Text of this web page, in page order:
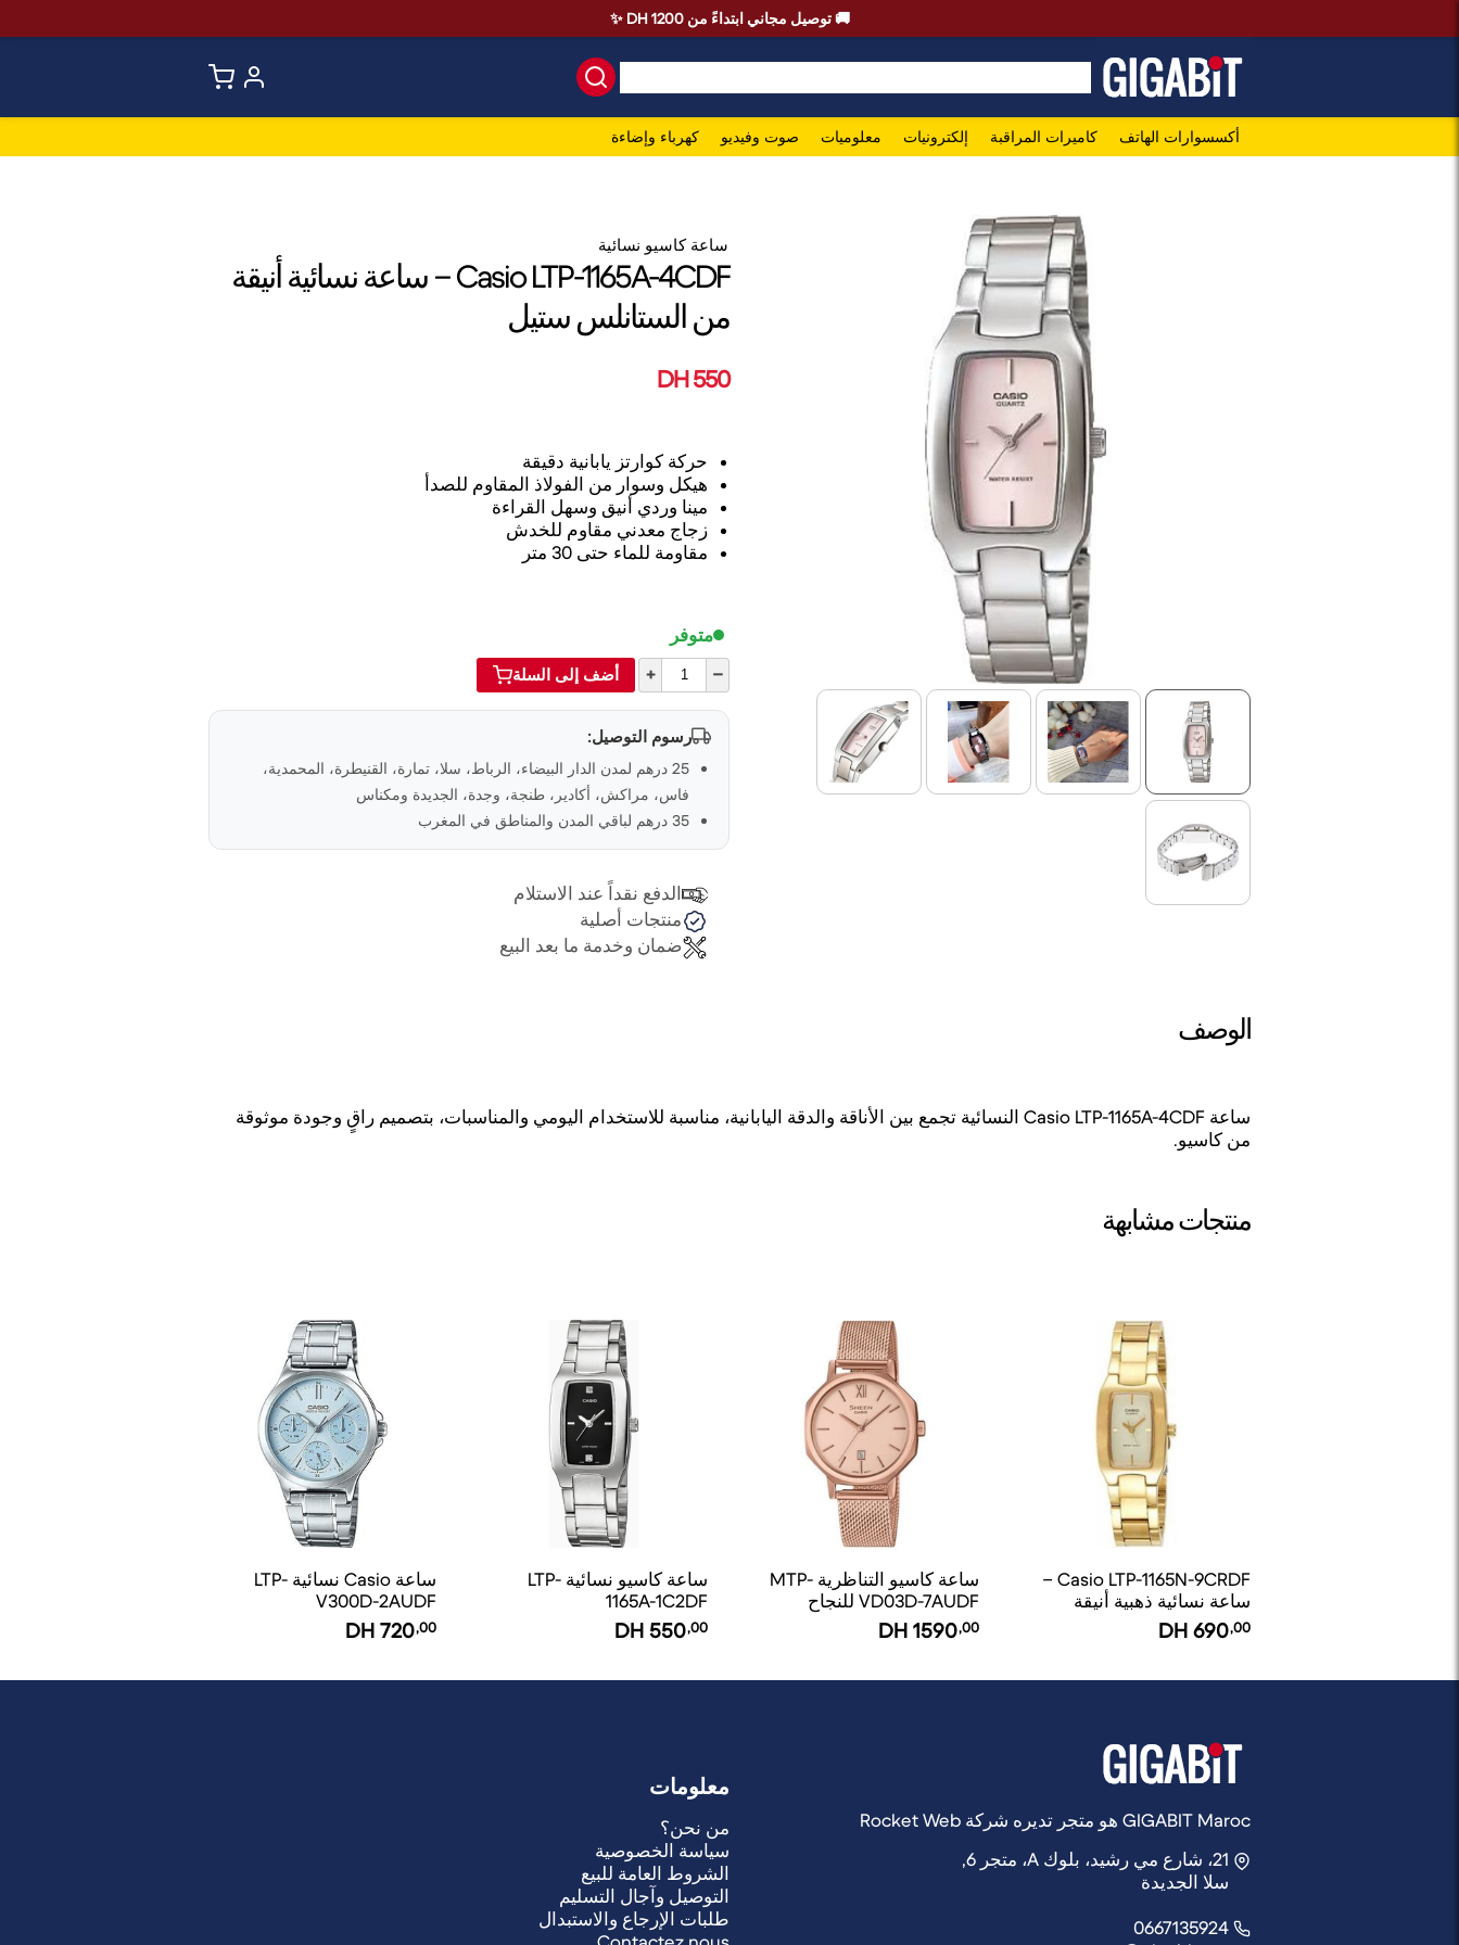
🚚 توصيل مجاني ابتداءً من 1200 DH ✨
أكسسوارات الهاتف كاميرات المراقبة إلكترونيات معلوميات صوت وفيديو كهرباء وإضاءة
ساعة كاسيو نسائية
Casio LTP-1165A-4CDF – ساعة نسائية أنيقة
من الستانلس ستيل
550 DH
حركة كوارتز يابانية دقيقة
هيكل وسوار من الفولاذ المقاوم للصدأ
مينا وردي أنيق وسهل القراءة
زجاج معدني مقاوم للخدش
مقاومة للماء حتى 30 متر
متوفر
–
+ أضف إلى السلة
رسوم التوصيل:
25 درهم لمدن الدار البيضاء، الرباط، سلا، تمارة، القنيطرة، المحمدية،
فاس، مراكش، أكادير، طنجة، وجدة، الجديدة ومكناس
35 درهم لباقي المدن والمناطق في المغرب
الدفع نقداً عند الاستلام
منتجات أصلية
ضمان وخدمة ما بعد البيع
الوصف
ساعة Casio LTP-1165A-4CDF النسائية تجمع بين الأناقة والدقة اليابانية، مناسبة للاستخدام اليومي والمناسبات، بتصميم راقٍ وجودة موثوقة
من كاسيو.
منتجات مشابهة
Casio LTP-1165N-9CRDF –
ساعة نسائية ذهبية أنيقة
690,00
ساعة كاسيو التناظرية MTP-
VD03D-7AUDF للنجاح
1590,00
ساعة كاسيو نسائية LTP-
1165A-1C2DF
550,00
ساعة Casio نسائية LTP-
V300D-2AUDF
720,00
GIGABIT Maroc هو متجر تديره شركة Rocket Web
21، شارع مي رشيد، بلوك A، متجر 6,
سلا الجديدة
معلومات
من نحن؟
سياسة الخصوصية
الشروط العامة للبيع
التوصيل وآجال التسليم
طلبات الإرجاع والاستبدال